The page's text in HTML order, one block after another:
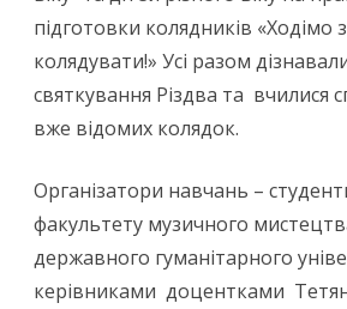
підготовки колядників «Ходімо
колядувати!» Усі разом
святкування Різдва та вчилися
вже відомих колядок.
Організатори навчань –
факультету музичного
державного гуманітарного
керівниками доцентками